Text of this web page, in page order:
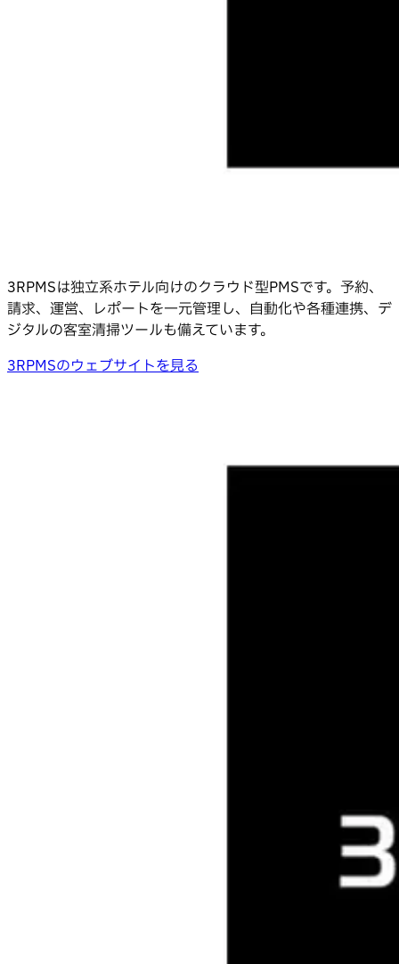
3RPMSは独立系ホテル向けのクラウド型PMSです。予約、
請求、運営、レポートを一元管理し、自動化や各種連携、デ
ジタルの客室清掃ツールも備えています。
3RPMSのウェブサイトを見る